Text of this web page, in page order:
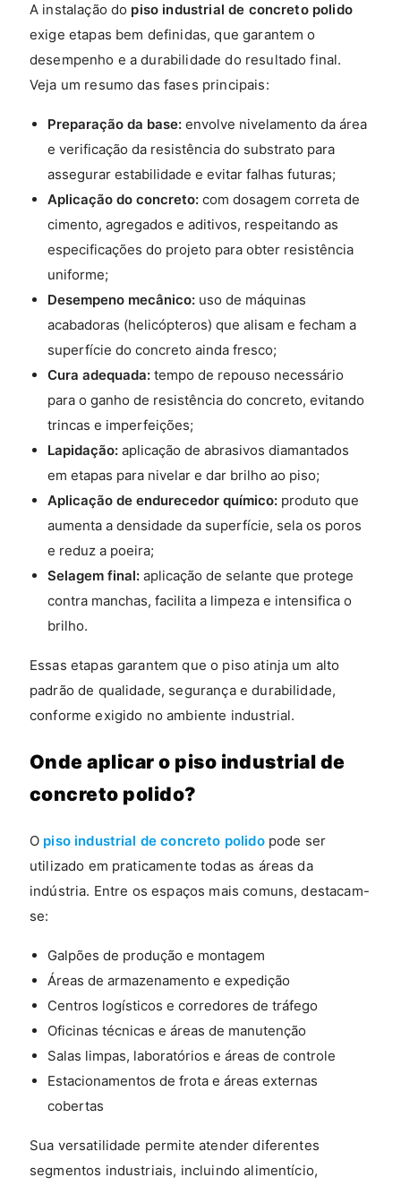
A instalação do piso industrial de concreto polido
exige etapas bem definidas, que garantem o
desempenho e a durabilidade do resultado final.
Veja um resumo das fases principais:
Preparação da base:envolve nivelamento da área
e verificação da resistência do substrato para
assegurar estabilidade e evitar falhas futuras;
Aplicação do concreto:com dosagem correta de
cimento, agregados e aditivos, respeitando as
especificações do projeto para obter resistência
uniforme;
Desempeno mecânico:uso de máquinas
acabadoras (helicópteros) que alisam e fecham a
superfície do concreto ainda fresco;
Cura adequada:tempo de repouso necessário
para o ganho de resistência do concreto, evitando
trincas e imperfeições;
Lapidação:aplicação de abrasivos diamantados
em etapas para nivelar e dar brilho ao piso;
Aplicação de endurecedor químico:produto que
aumenta a densidade da superfície, sela os poros
e reduz a poeira;
Selagem final:aplicação de selante que protege
contra manchas, facilita a limpeza e intensifica o
brilho.
Essas etapas garantem que o piso atinja um alto
padrão de qualidade, segurança e durabilidade,
conforme exigido no ambiente industrial.
Onde aplicar o piso industrial de
concreto polido?
O piso industrial de concreto polidopode ser
utilizado em praticamente todas as áreas da
indústria. Entre os espaços mais comuns, destacam-
se:
Galpões de produção e montagem
Áreas de armazenamento e expedição
Centros logísticos e corredores de tráfego
Oficinas técnicas e áreas de manutenção
Salas limpas, laboratórios e áreas de controle
Estacionamentos de frota e áreas externas
cobertas
Sua versatilidade permite atender diferentes
segmentos industriais, incluindo alimentício,